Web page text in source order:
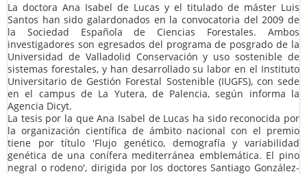
La doctora Ana Isabel de Lucas y el titulado de máster Luis
Santos han sido galardonados en la convocatoria del 2009 de
la Sociedad Española de Ciencias Forestales. Ambos
investigadores son egresados del programa de posgrado de la
Universidad de Valladolid Conservación y uso sostenible de
sistemas forestales, y han desarrollado su labor en el Instituto
Universitario de Gestión Forestal Sostenible (IUGFS), con sede
en el campus de La Yutera, de Palencia, según informa la
Agencia Dicyt.
La tesis por la que Ana Isabel de Lucas ha sido reconocida por
la organización científica de ámbito nacional con el premio
tiene por título 'Flujo genético, demografía y variabilidad
genética de una conífera mediterránea emblemática. El pino
negral o rodeno', dirigida por los doctores Santiago González-